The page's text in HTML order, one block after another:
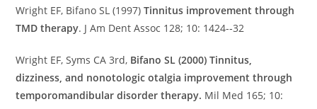
Wright EF, Bifano SL (1997)Tinnitus improvement through
TMD therapy. J Am Dent Assoc 128; 10: 1424-­‐32
Wright EF, Syms CA 3rd, Bifano SL (2000) Tinnitus,
dizziness, and nonotologic otalgia improvement through
temporomandibular disorder therapy. Mil Med 165; 10: